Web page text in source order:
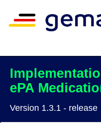
ePA
Version 1.3.1 - release